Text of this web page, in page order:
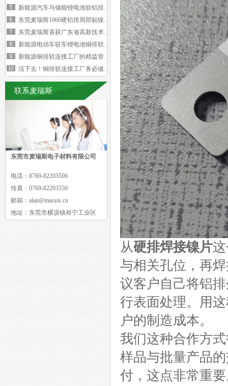
从硬排焊接镍片
与相关孔位，再
议客户自己将铝
行表面处理。用
户的制造成本。
我们这种合作方
样品与批量产品
付，这点非常重
新能源汽车与储能锂电池软铝排加工技术
东莞麦瑞斯1060硬铝排局部贴镍片工
东莞麦瑞斯喜获广东省高新技术企业证书
新能源电动车驻车锂电池铜排软连接技术
新能源铜排软连接工厂的精益管理核心的
活下去！铜排软连接工厂务必做好两个大
联系麦瑞斯
东莞市麦瑞斯电子材料有限公司
电话： 0769-82203506
传真： 0769-82203550
邮箱： alan@maruix.cn
地址： 东莞市横沥镇裕宁工业区